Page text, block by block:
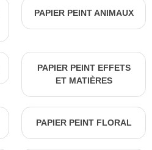
PAPIER PEINT ANIMAUX
PAPIER PEINT EFFETS
ET MATIÈRES
PAPIER PEINT FLORAL